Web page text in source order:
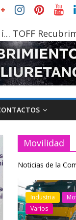
TOFF
Movilidad
Noticias de la
Industria
Varios